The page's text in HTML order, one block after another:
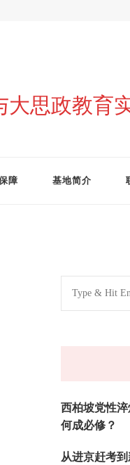
大思政教育
障 基地简介
找
什
西柏坡党性
何成必修？
从进京赶考